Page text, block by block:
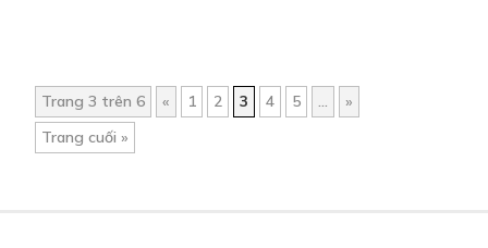
Trang 3 trên 6 « 1 2 3 4 5 ...
»
Trang cuối »